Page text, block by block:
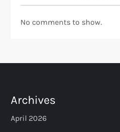
No comments to show.
Archives
April 2026